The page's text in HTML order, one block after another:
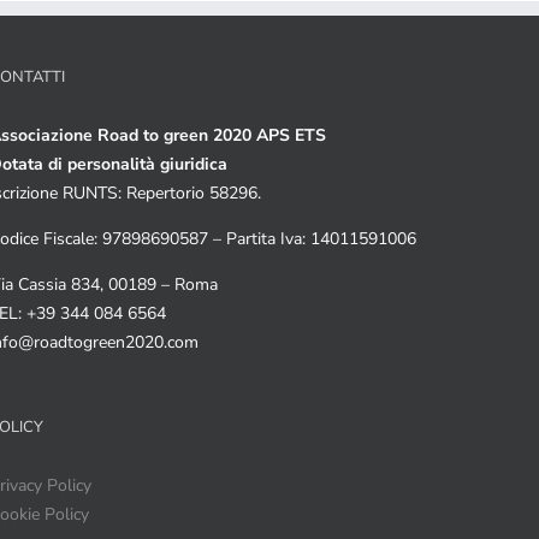
Road to green 2020 APS ETS
di personalità giuridica
RUNTS: Repertorio 58296.
Fiscale: 97898690587 – Partita Iva: 14011591006
Cassia 834, 00189 – Roma
+39 344 084 6564
Policy
Policy